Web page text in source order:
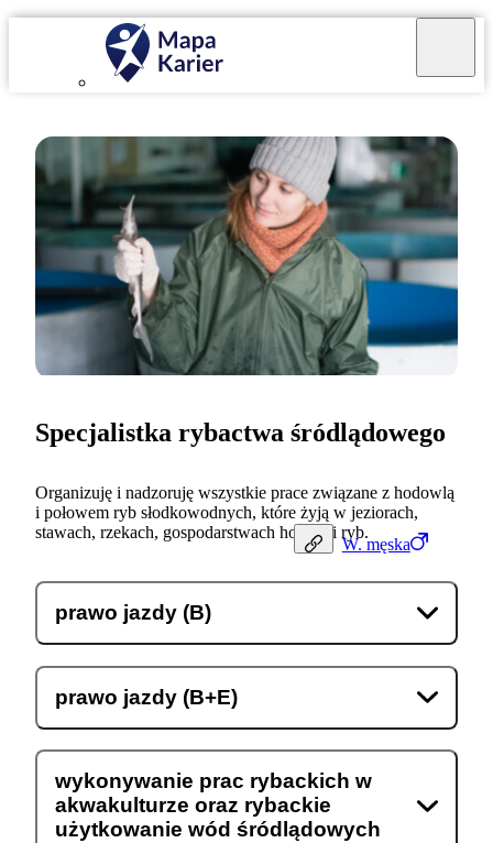
W. męska
Specjalistka rybactwa śródlądowego
Organizuję i nadzoruję wszystkie prace związane z hodowlą
i połowem ryb słodkowodnych, które żyją w jeziorach,
stawach, rzekach, gospodarstwach hodowli ryb.
prawo jazdy (B)
prawo jazdy (B+E)
wykonywanie prac rybackich w
akwakulturze oraz rybackie
użytkowanie wód śródlądowych